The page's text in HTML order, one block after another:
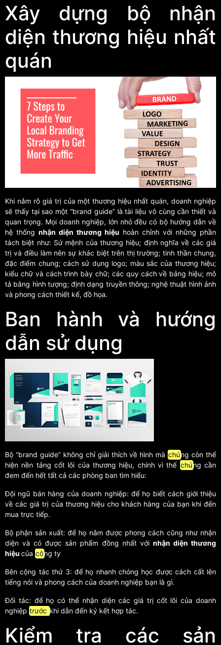
Xây dựng bộ nhận
diện thương hiệu nhất
quán
Khi nắm rõ giá trị của một thương hiệu nhất quán, doanh nghiệp
sẽ thấy tại sao một “brand guide” là tài liệu vô cùng cần thiết và
quan trọng. Mọi doanh nghiệp, lớn nhỏ đều có bộ hướng dẫn về
hệ thống nhận diện thương hiệu hoàn chỉnh với những phần
tách biệt như: Sứ mệnh của thương hiệu; định nghĩa về các giá
trị và điều làm nên sự khác biệt trên thị trường; tinh thần chung,
đặc điểm chung; cách sử dụng logo; màu sắc của thương hiệu;
kiểu chữ và cách trình bày chữ; các quy cách về bảng hiệu; mô
tả bằng hình tượng; định dạng truyền thông; nghệ thuật hình ảnh
và phong cách thiết kế, đồ họa.
Ban hành và hướng
dẫn sử dụng
Bộ “brand guide” không chỉ giải thích về hình mà chúng còn thể
hiện nền tảng cốt lõi của thương hiệu, chính vì thế chúng cần
đem đến hết tất cả các phòng ban tìm hiểu:
Đội ngũ bán hàng của doanh nghiệp: để họ biết cách giới thiệu
về các giá trị của thương hiệu cho khách hàng của bạn khi đến
mua trực tiếp.
Bộ phận sản xuất: để họ nắm được phong cách cũng như nhận
diện và có được sản phẩm đồng nhất với nhận diện thương
hiệu của công ty
Bên cộng tác thứ 3: để họ nhanh chóng học được cách cất lên
tiếng nói và phong cách của doanh nghiệp bạn là gì.
Đối tác: để họ có thể nhận diện các giá trị cốt lõi của doanh
nghiệp trước khi dẫn đến ký kết hợp tác.
Kiểm tra các sản